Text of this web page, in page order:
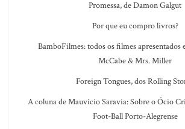
Promessa, de Damon Galgut
Por que eu compro livros?
BamboFilmes: todos os filmes
McCabe & Mrs. Miller
Foreign Tongues, dos Rolling
A coluna de Mauvício Saravia: Sobre o Ócio
Foot-Ball Porto-Alegrense